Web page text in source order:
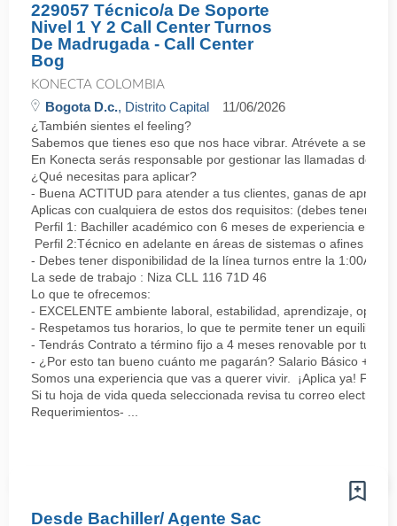
229057 Técnico/a De Soporte
Nivel 1 Y 2 Call Center Turnos
De Madrugada - Call Center
Bog
KONECTA COLOMBIA
Bogota D.c., Distrito Capital 11/06/2026
¿También sientes el feeling?
Sabemos que tienes eso que nos hace vibrar. Atrévete a ser
En Konecta serás responsable por gestionar las llamadas de
¿Qué necesitas para aplicar?
- Buena ACTITUD para atender a tus clientes, ganas de
Aplicas con cualquiera de estos dos requisitos: (debes tener
Perfil 1: Bachiller académico con 6 meses de experiencia en
Perfil 2:Técnico en adelante en áreas de sistemas o afines
- Debes tener disponibilidad de la línea turnos entre la 1:00AM
La sede de trabajo : Niza CLL 116 71D 46
Lo que te ofrecemos:
- EXCELENTE ambiente laboral, estabilidad, aprendizaje,
- Respetamos tus horarios, lo que te permite tener un equilibrio
- Tendrás Contrato a término fijo a 4 meses renovable por tu
- ¿Por esto tan bueno cuánto me pagarán? Salario Básico +
Somos una experiencia que vas a querer vivir. ¡Aplica ya!
Si tu hoja de vida queda seleccionada revisa tu correo
Requerimientos- ...
Desde Bachiller/ Agente Sac